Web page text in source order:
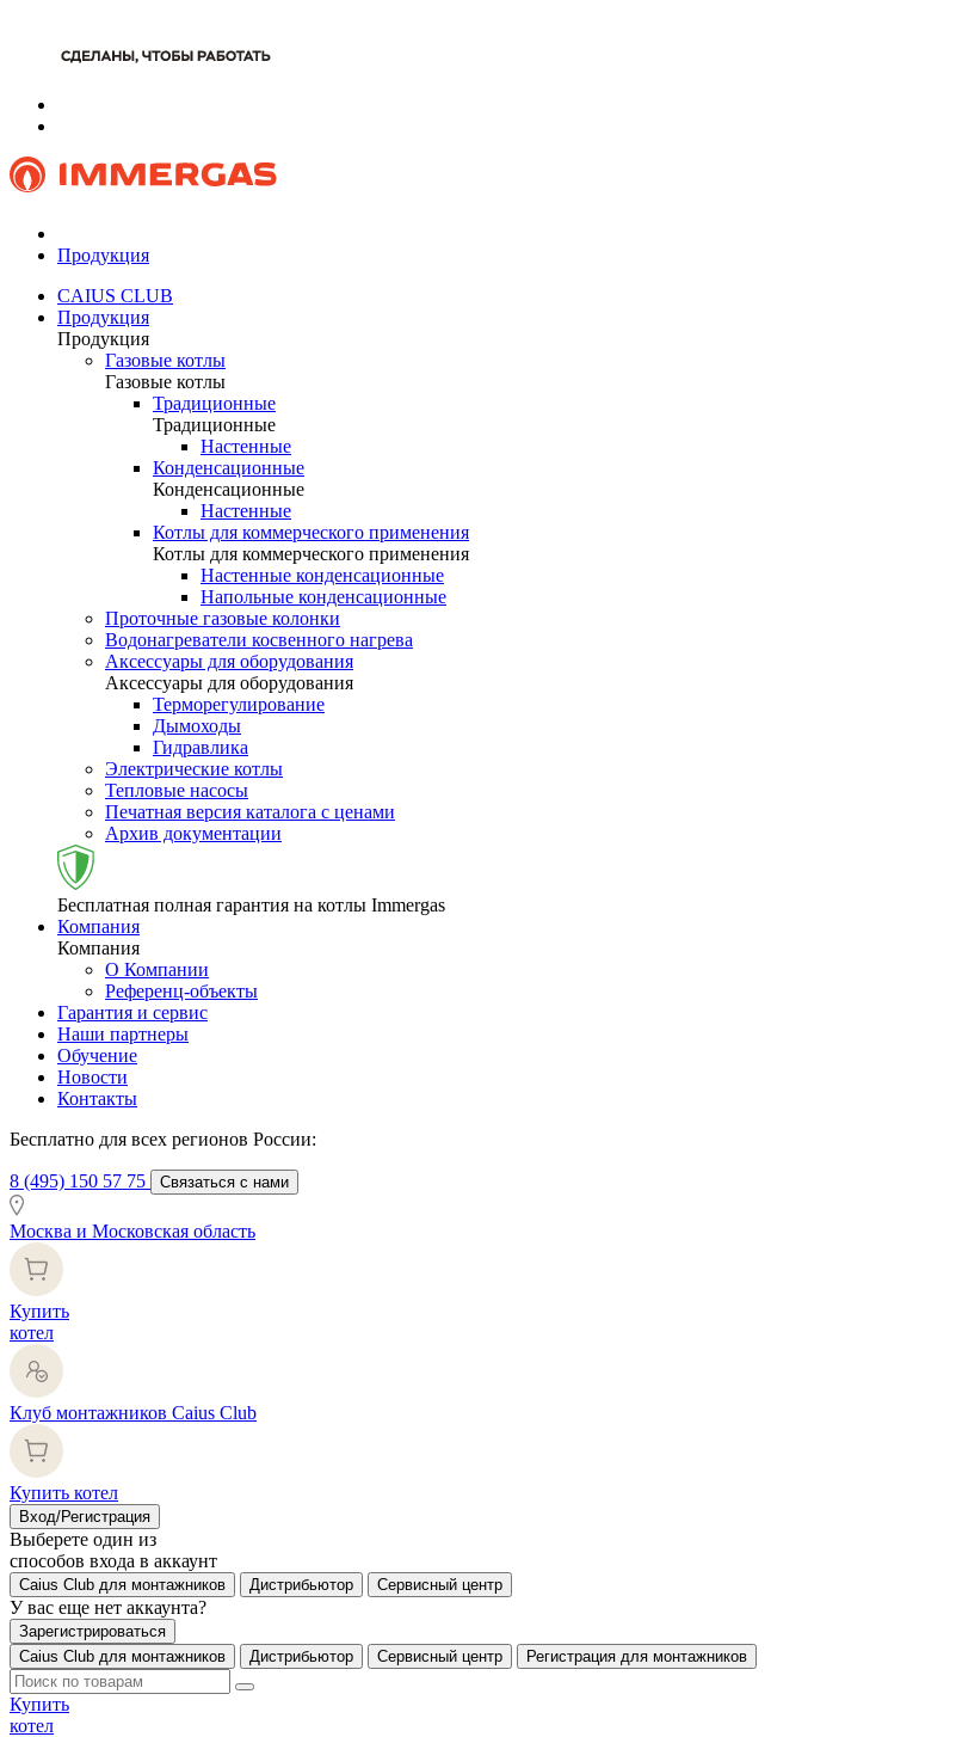
Продукция
CAIUS CLUB
Продукция
Продукция
Газовые котлы
Газовые котлы
Традиционные
Традиционные
Настенные
Конденсационные
Конденсационные
Настенные
Котлы для коммерческого применения
Котлы для коммерческого применения
Настенные конденсационные
Напольные конденсационные
Проточные газовые колонки
Водонагреватели косвенного нагрева
Аксессуары для оборудования
Аксессуары для оборудования
Терморегулирование
Дымоходы
Гидравлика
Электрические котлы
Тепловые насосы
Печатная версия каталога с ценами
Архив документации
Бесплатная полная гарантия на котлы Immergas
Компания
Компания
О Компании
Референц-объекты
Гарантия и сервис
Наши партнеры
Обучение
Новости
Контакты
Бесплатно для всех регионов России:
8 (495) 150 57 75 Связаться с нами
Москва и Московская область
Купить
котел
Клуб монтажников Caius Club
Купить котел
Вход/Регистрация
Выберете один из
способов входа в аккаунт
Caius Club для монтажников Дистрибьютор Сервисный центр
У вас еще нет аккаунта?
Зарегистрироваться
Caius Club для монтажников
Дистрибьютор Сервисный центр Регистрация для монтажников
Купить
котел